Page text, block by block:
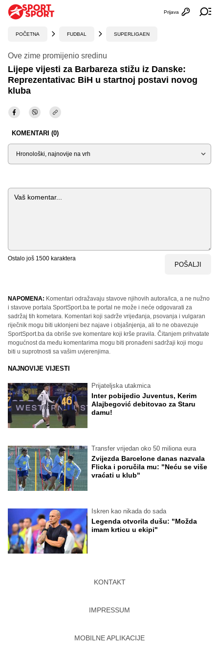
Otvori
Prijava
POČETNA FUDBAL SUPERLIGAEN
Ove zime promijenio sredinu
Lijepe vijesti za Barbareza stižu iz Danske:
Reprezentativac BiH u startnoj postavi novog
kluba
KOMENTARI (0)
Sortiraj
Komentar
Ostalo još 1500 karaktera
POŠALJI
NAPOMENA: Komentari odražavaju stavove njihovih autora/ica, a ne nužno
i stavove portala SportSport.ba te portal ne može i neće odgovarati za
sadržaj tih kometara. Komentari koji sadrže vrijeđanja, psovanja i vulgaran
riječnik mogu biti uklonjeni bez najave i objašnjenja, ali to ne obavezuje
SportSport.ba da obriše sve komentare koji krše pravila. Čitanjem prihvatate
mogućnost da među komentarima mogu biti pronađeni sadržaji koji mogu
biti u suprotnosti sa vašim uvjerenjima.
NAJNOVIJE VIJESTI
Prijateljska utakmica
Inter pobijedio Juventus, Kerim
Alajbegović debitovao za Staru
damu!
Transfer vrijedan oko 50 miliona eura
Zvijezda Barcelone danas nazvala
Flicka i poručila mu: "Neću se više
vraćati u klub"
Iskren kao nikada do sada
Legenda otvorila dušu: "Možda
imam krticu u ekipi"
KONTAKT
IMPRESSUM
MOBILNE APLIKACIJE